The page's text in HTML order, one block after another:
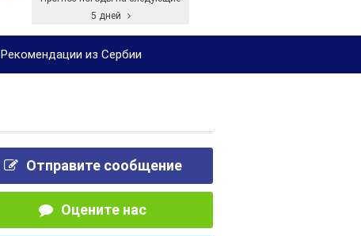
5 дней
Рекомендации из Сербии
Отправите сообщение
Оцените нас